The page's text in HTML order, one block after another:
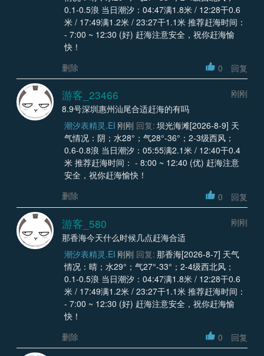
0.1-0.5浪 当日潮汐：04:47满1.8米 / 12:28干0.6
米 / 17:49满1.2米 / 23:27干1.1米 推荐赶海时间：
- 7:00 ~ 12:30 (好) 赶海注意安全，祝你赶海愉
快！
删除
0 回复
游客_23466
刚刚
8.9号深圳惠州汕尾合适赶海的有吗
潮汐表精灵.EI 刚刚 回复: 坝光海滩[2026-8-9] 天
气情况：阴；水28°；气28°-36°；2-3级西风；
0.6-0.8浪 当日潮汐：05:55满2.1米 / 12:40干0.4
米 推荐赶海时间： - 8:00 ~ 12:40 (优) 赶海注意
安全，祝你赶海愉快！
删除
0 回复
游客_580
刚刚
那香海今天什么时候几点赶海合适
潮汐表精灵.EI 刚刚 回复: 那香海[2026-8-7] 天气
情况：晴；水29°；气27°-33°；2-4级西北风；
0.1-0.5浪 当日潮汐：04:47满1.8米 / 12:28干0.6
米 / 17:49满1.2米 / 23:27干1.1米 推荐赶海时间：
- 7:00 ~ 12:30 (好) 赶海注意安全，祝你赶海愉
快！
删除
0 回复